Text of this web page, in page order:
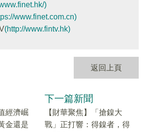
)
www.finet.com.cn)
(http://www.fintv.hk)
返回上頁
經濟崛
金還是
下一篇新聞
【財華聚焦】「搶鎳大
戰」正打響：得鎳者，得